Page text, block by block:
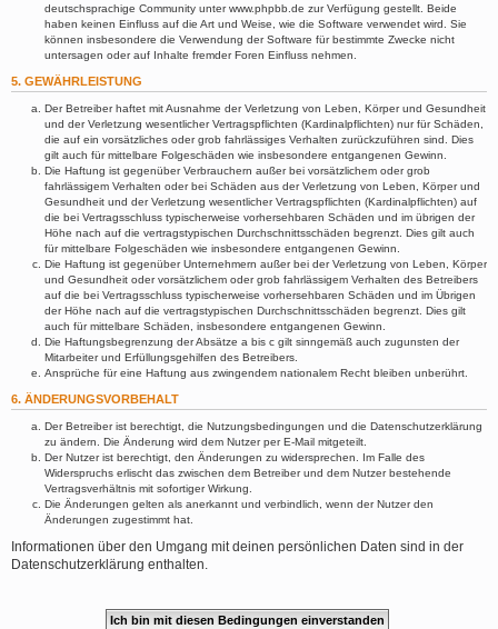
deutschsprachige Community unter www.phpbb.de zur Verfügung gestellt. Beide
haben keinen Einfluss auf die Art und Weise, wie die Software verwendet wird. Sie
können insbesondere die Verwendung der Software für bestimmte Zwecke nicht
untersagen oder auf Inhalte fremder Foren Einfluss nehmen.
5. GEWÄHRLEISTUNG
Der Betreiber haftet mit Ausnahme der Verletzung von Leben, Körper und Gesundheit
und der Verletzung wesentlicher Vertragspflichten (Kardinalpflichten) nur für Schäden,
die auf ein vorsätzliches oder grob fahrlässiges Verhalten zurückzuführen sind. Dies
gilt auch für mittelbare Folgeschäden wie insbesondere entgangenen Gewinn.
Die Haftung ist gegenüber Verbrauchern außer bei vorsätzlichem oder grob
fahrlässigem Verhalten oder bei Schäden aus der Verletzung von Leben, Körper und
Gesundheit und der Verletzung wesentlicher Vertragspflichten (Kardinalpflichten) auf
die bei Vertragsschluss typischerweise vorhersehbaren Schäden und im übrigen der
Höhe nach auf die vertragstypischen Durchschnittsschäden begrenzt. Dies gilt auch
für mittelbare Folgeschäden wie insbesondere entgangenen Gewinn.
Die Haftung ist gegenüber Unternehmern außer bei der Verletzung von Leben, Körper
und Gesundheit oder vorsätzlichem oder grob fahrlässigem Verhalten des Betreibers
auf die bei Vertragsschluss typischerweise vorhersehbaren Schäden und im Übrigen
der Höhe nach auf die vertragstypischen Durchschnittsschäden begrenzt. Dies gilt
auch für mittelbare Schäden, insbesondere entgangenen Gewinn.
Die Haftungsbegrenzung der Absätze a bis c gilt sinngemäß auch zugunsten der
Mitarbeiter und Erfüllungsgehilfen des Betreibers.
Ansprüche für eine Haftung aus zwingendem nationalem Recht bleiben unberührt.
6. ÄNDERUNGSVORBEHALT
Der Betreiber ist berechtigt, die Nutzungsbedingungen und die Datenschutzerklärung
zu ändern. Die Änderung wird dem Nutzer per E-Mail mitgeteilt.
Der Nutzer ist berechtigt, den Änderungen zu widersprechen. Im Falle des
Widerspruchs erlischt das zwischen dem Betreiber und dem Nutzer bestehende
Vertragsverhältnis mit sofortiger Wirkung.
Die Änderungen gelten als anerkannt und verbindlich, wenn der Nutzer den
Änderungen zugestimmt hat.
Informationen über den Umgang mit deinen persönlichen Daten sind in der
Datenschutzerklärung enthalten.